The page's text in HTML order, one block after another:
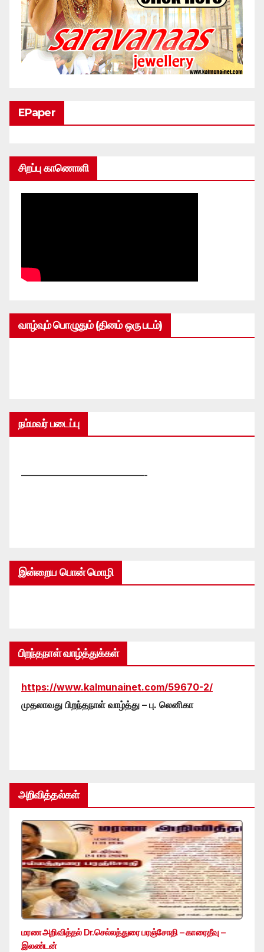
EPaper
சிறப்பு காணொளி
வாழ்வும் பொழுதும் (தினம் ஒரு படம்)
நம்மவர் படைப்பு
—————————————-
இன்றைய பொன் மொழி
பிறந்தநாள் வாழ்த்துக்கள்
https://www.kalmunainet.com/59670-2/
முதலாவது பிறந்தநாள் வாழ்த்து – பு. லெனிகா
அறிவித்தல்கள்
மரண அறிவித்தல் Dr.செல்லத்துரை பரஞ்சோதி – காரைதீவு –
இலண்டன்